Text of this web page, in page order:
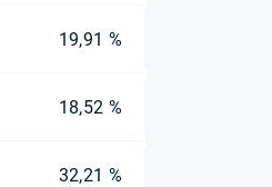
19,91 %
18,52 %
32,21 %